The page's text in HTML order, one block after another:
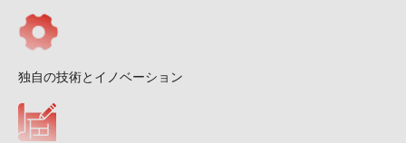
独自の技術とイノベーション